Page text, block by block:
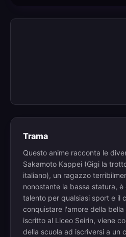
Trama
Questo anime racconta le
Sakamoto Kappei (Gigi la
italiano), un ragazzo
nonostante la bassa statura,
talento per qualsiasi sport e il
conquistare l'amore della
iscritto al Liceo Seirin, viene
della scuola ad iscriversi a un